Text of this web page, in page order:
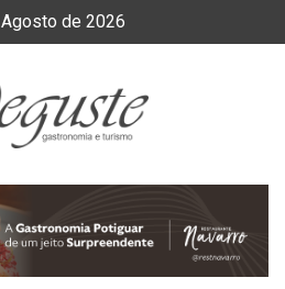
Agosto de 2026